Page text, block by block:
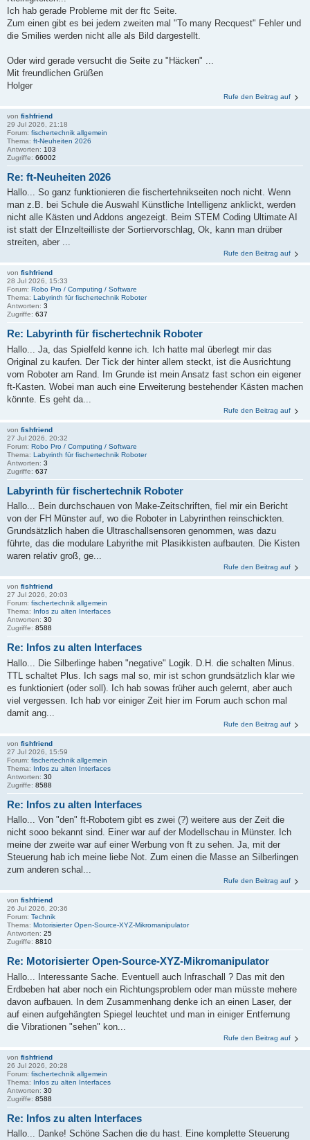
Ich hab gerade Probleme mit der ftc Seite.
Zum einen gibt es bei jedem zweiten mal "To many Recquest" Fehler und
die Smilies werden nicht alle als Bild dargestellt.
Oder wird gerade versucht die Seite zu "Häcken" ...
Mit freundlichen Grüßen
Holger
Rufe den Beitrag auf
von fishfriend
29 Jul 2026, 21:18
Forum: fischertechnik allgemein
Thema: ft-Neuheiten 2026
Antworten: 103
Zugriffe: 66002
Re: ft-Neuheiten 2026
Hallo... So ganz funktionieren die fischertehnikseiten noch nicht. Wenn
man z.B. bei Schule die Auswahl Künstliche Intelligenz anklickt, werden
nicht alle Kästen und Addons angezeigt. Beim STEM Coding Ultimate AI
ist statt der EInzelteilliste der Sortiervorschlag, Ok, kann man drüber
streiten, aber ...
Rufe den Beitrag auf
von fishfriend
28 Jul 2026, 15:33
Forum: Robo Pro / Computing / Software
Thema: Labyrinth für fischertechnik Roboter
Antworten: 3
Zugriffe: 637
Re: Labyrinth für fischertechnik Roboter
Hallo... Ja, das Spielfeld kenne ich. Ich hatte mal überlegt mir das
Original zu kaufen. Der Tick der hinter allem steckt, ist die Ausrichtung
vom Roboter am Rand. Im Grunde ist mein Ansatz fast schon ein eigener
ft-Kasten. Wobei man auch eine Erweiterung bestehender Kästen machen
könnte. Es geht da...
Rufe den Beitrag auf
von fishfriend
27 Jul 2026, 20:32
Forum: Robo Pro / Computing / Software
Thema: Labyrinth für fischertechnik Roboter
Antworten: 3
Zugriffe: 637
Labyrinth für fischertechnik Roboter
Hallo... Bein durchschauen von Make-Zeitschriften, fiel mir ein Bericht
von der FH Münster auf, wo die Roboter in Labyrinthen reinschickten.
Grundsätzlich haben die Ultraschallsensoren genommen, was dazu
führte, das die modulare Labyrithe mit Plasikkisten aufbauten. Die Kisten
waren relativ groß, ge...
Rufe den Beitrag auf
von fishfriend
27 Jul 2026, 20:03
Forum: fischertechnik allgemein
Thema: Infos zu alten Interfaces
Antworten: 30
Zugriffe: 8588
Re: Infos zu alten Interfaces
Hallo... Die Silberlinge haben "negative" Logik. D.H. die schalten Minus.
TTL schaltet Plus. Ich sags mal so, mir ist schon grundsätzlich klar wie
es funktioniert (oder soll). Ich hab sowas früher auch gelernt, aber auch
viel vergessen. Ich hab vor einiger Zeit hier im Forum auch schon mal
damit ang...
Rufe den Beitrag auf
von fishfriend
27 Jul 2026, 15:59
Forum: fischertechnik allgemein
Thema: Infos zu alten Interfaces
Antworten: 30
Zugriffe: 8588
Re: Infos zu alten Interfaces
Hallo... Von "den" ft-Robotern gibt es zwei (?) weitere aus der Zeit die
nicht sooo bekannt sind. Einer war auf der Modellschau in Münster. Ich
meine der zweite war auf einer Werbung von ft zu sehen. Ja, mit der
Steuerung hab ich meine liebe Not. Zum einen die Masse an Silberlingen
zum anderen schal...
Rufe den Beitrag auf
von fishfriend
26 Jul 2026, 20:36
Forum: Technik
Thema: Motorisierter Open-Source-XYZ-Mikromanipulator
Antworten: 25
Zugriffe: 8810
Re: Motorisierter Open-Source-XYZ-Mikromanipulator
Hallo... Interessante Sache. Eventuell auch Infraschall ? Das mit den
Erdbeben hat aber noch ein Richtungsproblem oder man müsste mehere
davon aufbauen. In dem Zusammenhang denke ich an einen Laser, der
auf einen aufgehängten Spiegel leuchtet und man in einiger Entfernung
die Vibrationen "sehen" kon...
Rufe den Beitrag auf
von fishfriend
26 Jul 2026, 20:28
Forum: fischertechnik allgemein
Thema: Infos zu alten Interfaces
Antworten: 30
Zugriffe: 8588
Re: Infos zu alten Interfaces
Hallo... Danke! Schöne Sachen die du hast. Eine komplette Steuerung